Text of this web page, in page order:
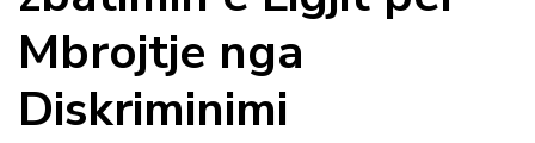
Mbrojtje nga
Diskriminimi